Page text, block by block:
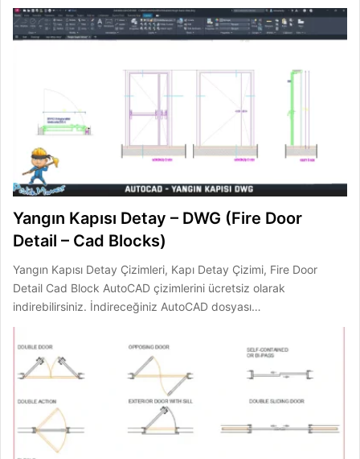
Yangın Kapısı Detay – DWG (Fire Door
Detail – Cad Blocks)
Yangın Kapısı Detay Çizimleri, Kapı Detay Çizimi, Fire Door
Detail Cad Block AutoCAD çizimlerini ücretsiz olarak
indirebilirsiniz. İndireceğiniz AutoCAD dosyası…